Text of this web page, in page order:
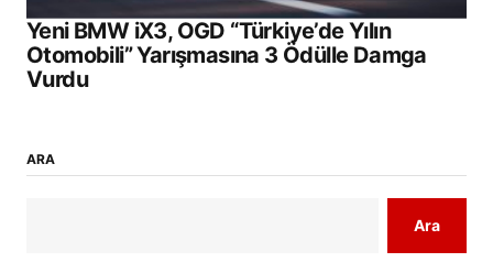
Yeni BMW iX3, OGD “Türkiye’de Yılın
Otomobili” Yarışmasına 3 Ödülle Damga
Vurdu
ARA
Ara